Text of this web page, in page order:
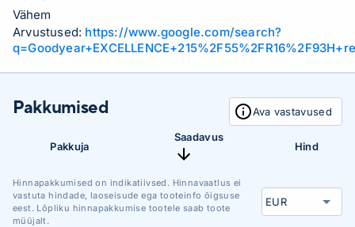
Vähem
Arvustused: https://www.google.com/search?
Pakkumised Ava vastavused
Pakkuja
Saadavus
Hind
Hinnapakkumised on indikatiivsed. Hinnavaatlus ei
vastuta hindade, laoseisude ega tooteinfo õigsuse
eest. Lõpliku hinnapakkumise tootele saab toote
müüjalt.